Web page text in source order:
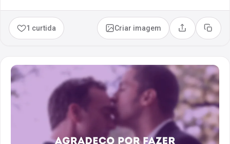
1 curtida Criar imagem Compartilhar
Copiar